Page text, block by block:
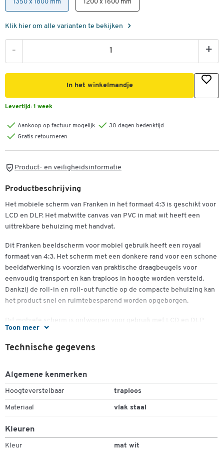
1350 x 1800 mm 1200 x 1600 mm
Klik hier om alle varianten te bekijken
- +
In het winkelmandje
Levertijd: 1 week
Aankoop op factuur mogelijk
30 dagen bedenktijd
Gratis retourneren
Product- en veiligheidsinformatie
Toon meer
Productbeschrijving
Het mobiele scherm van Franken in het formaat 4:3 is geschikt voor
LCD en DLP. Het matwitte canvas van PVC in mat wit heeft een
uittrekbare behuizing met handvat.
Dit Franken beeldscherm voor mobiel gebruik heeft een royaal
formaat van 4:3. Het scherm met een donkere rand voor een schone
beeldafwerking is voorzien van praktische draagbeugels voor
eenvoudig transport en kan traploos in hoogte worden versteld.
Dankzij de roll-in en roll-out functie op de compacte behuizing kan
het product snel en ruimtebesparend worden opgeborgen.
Dit mobiele scherm is ontworpen voor gebruik met LCD en DLP
projectoren. De zwarte achterkant van het oppervlak op basis van
folie zorgt voor hoog contrasterende projecties.
verschillende maten en met 2 jaar garantie.
Meer details:
- Voor DLP en LCD en LCD
- Beeldformaat: 4:3
Technische gegevens
Algemene kenmerken
Hoogteverstelbaar traploos
Materiaal vlak staal
Kleuren
Kleur mat wit
Dubbelklik om in te zoomen